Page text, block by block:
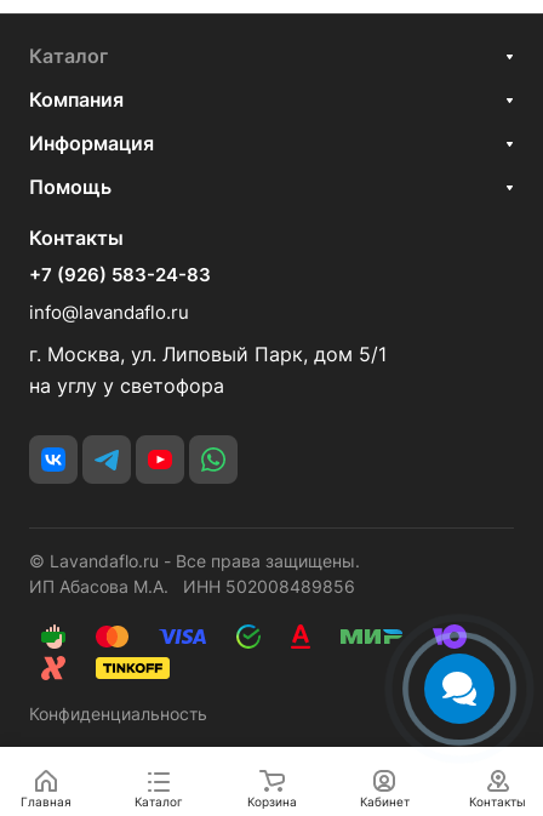
Каталог
Компания
Информация
Помощь
Контакты
+7 (926) 583-24-83
info@lavandaflo.ru
г. Москва, ул. Липовый Парк, дом 5/1
на углу у светофора
© Lavandaflo.ru - Все права защищены.
ИП Абасова М.А. ИНН 502008489856
Конфиденциальность
Главная Каталог Корзина Кабинет Контакты